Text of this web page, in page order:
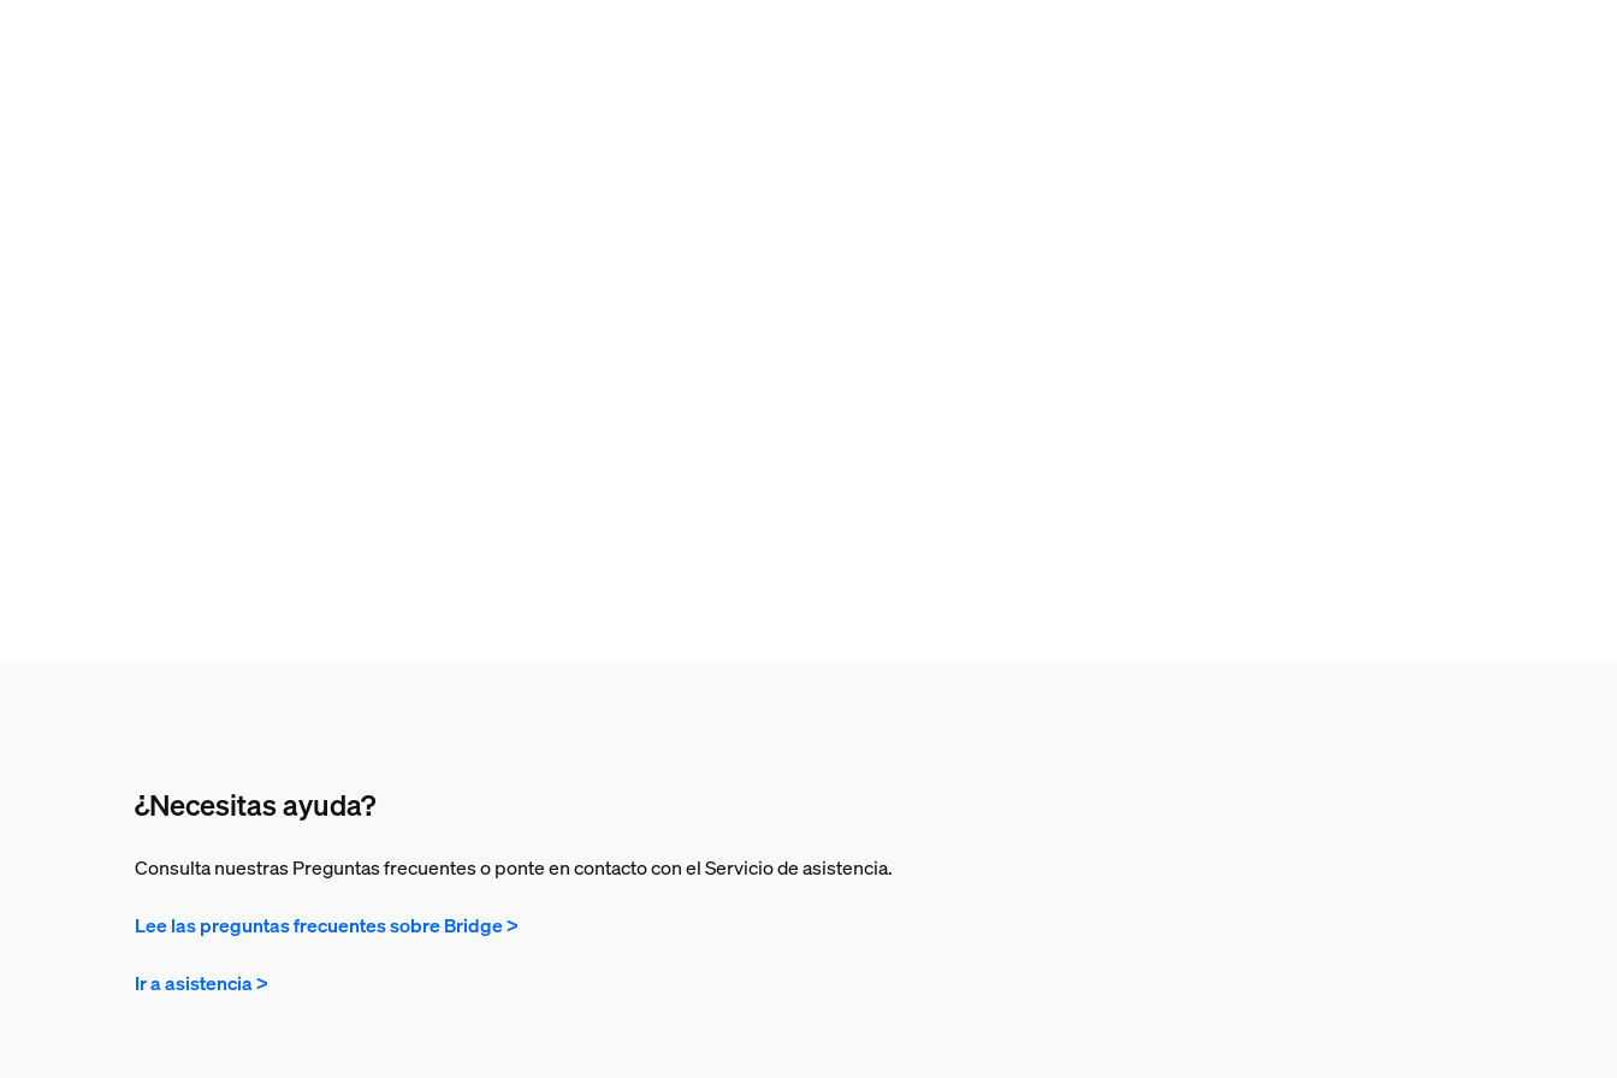
¿Necesitas ayuda?
Consulta nuestras Preguntas frecuentes o ponte en contacto con el Servicio de asistencia.
Lee las preguntas frecuentes sobre Bridge >
Ir a asistencia >